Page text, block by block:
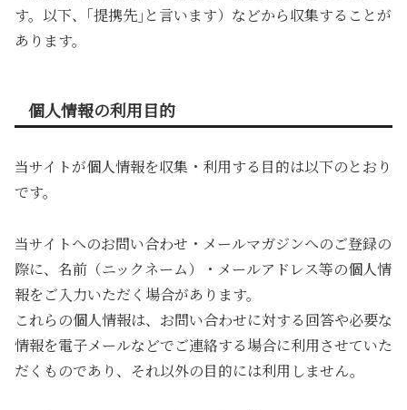
す。以下、｢提携先｣と言います）などから収集することが
あります。
個人情報の利用目的
当サイトが個人情報を収集・利用する目的は以下のとおり
です。
当サイトへのお問い合わせ・メールマガジンへのご登録の
際に、名前（ニックネーム）・メールアドレス等の個人情
報をご入力いただく場合があります。
これらの個人情報は、お問い合わせに対する回答や必要な
情報を電子メールなどでご連絡する場合に利用させていた
だくものであり、それ以外の目的には利用しません。